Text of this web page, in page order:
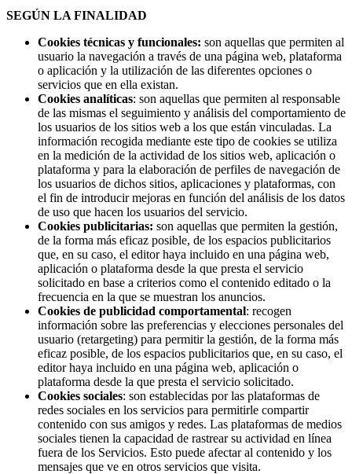
SEGÚN LA FINALIDAD
Cookies técnicas y funcionales: son aquellas que permiten al
usuario la navegación a través de una página web, plataforma
o aplicación y la utilización de las diferentes opciones o
servicios que en ella existan.
Cookies analíticas: son aquellas que permiten al responsable
de las mismas el seguimiento y análisis del comportamiento de
los usuarios de los sitios web a los que están vinculadas. La
información recogida mediante este tipo de cookies se utiliza
en la medición de la actividad de los sitios web, aplicación o
plataforma y para la elaboración de perfiles de navegación de
los usuarios de dichos sitios, aplicaciones y plataformas, con
el fin de introducir mejoras en función del análisis de los datos
de uso que hacen los usuarios del servicio.
Cookies publicitarias: son aquellas que permiten la gestión,
de la forma más eficaz posible, de los espacios publicitarios
que, en su caso, el editor haya incluido en una página web,
aplicación o plataforma desde la que presta el servicio
solicitado en base a criterios como el contenido editado o la
frecuencia en la que se muestran los anuncios.
Cookies de publicidad comportamental: recogen
información sobre las preferencias y elecciones personales del
usuario (retargeting) para permitir la gestión, de la forma más
eficaz posible, de los espacios publicitarios que, en su caso, el
editor haya incluido en una página web, aplicación o
plataforma desde la que presta el servicio solicitado.
Cookies sociales: son establecidas por las plataformas de
redes sociales en los servicios para permitirle compartir
contenido con sus amigos y redes. Las plataformas de medios
sociales tienen la capacidad de rastrear su actividad en línea
fuera de los Servicios. Esto puede afectar al contenido y los
mensajes que ve en otros servicios que visita.